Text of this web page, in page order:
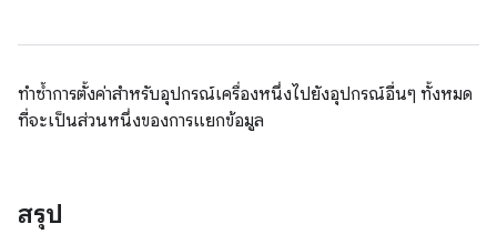
ทำซ้ำการตั้งค่าสำหรับอุปกรณ์เครื่องหนึ่งไปยังอุปกรณ์อื่นๆ ทั้งหมด
ที่จะเป็นส่วนหนึ่งของการแยกข้อมูล
สรุป